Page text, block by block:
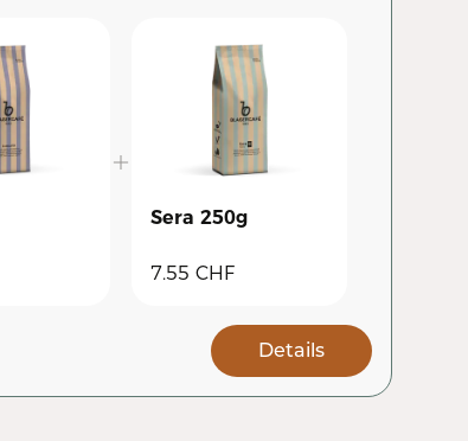
Sera 250g
7.55 CHF
Details